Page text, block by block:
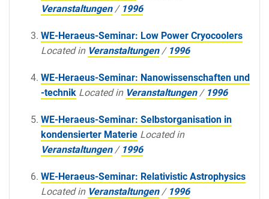
Veranstaltungen / 1996
WE-Heraeus-Seminar: Low Power Cryocoolers
Located in Veranstaltungen / 1996
WE-Heraeus-Seminar: Nanowissenschaften und
-technik Located in Veranstaltungen / 1996
WE-Heraeus-Seminar: Selbstorganisation in
kondensierter Materie Located in
Veranstaltungen / 1996
WE-Heraeus-Seminar: Relativistic Astrophysics
Located in Veranstaltungen / 1996